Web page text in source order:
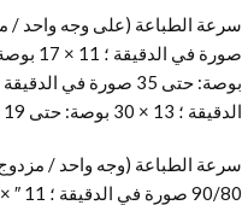
الدقيقة ؛ 13 × 30 بوصة: حتى 19 صورة في الدقيقة